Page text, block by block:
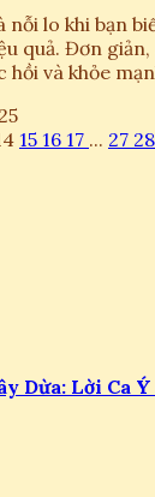
nỗi lo khi bạn
quả. Đơn
và khỏe
15 16 17 ... 27 28
Dừa: Lời Ca